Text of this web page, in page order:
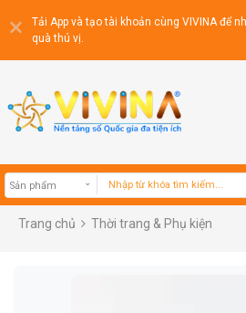
Tải App và tạo tài khoản cùng VIVINA để
quà thú vị.
Trang chủ Thời trang & Phụ kiện